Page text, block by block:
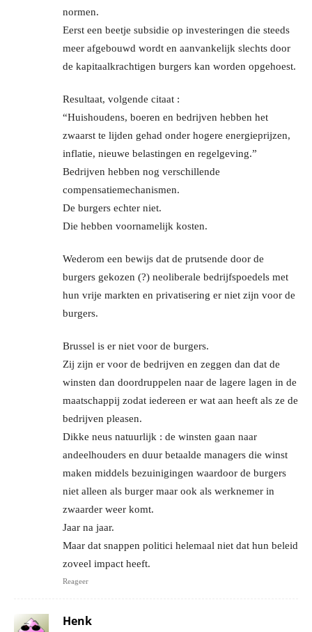
normen.
Eerst een beetje subsidie op investeringen die steeds
meer afgebouwd wordt en aanvankelijk slechts door
de kapitaalkrachtigen burgers kan worden opgehoest.
Resultaat, volgende citaat :
“Huishoudens, boeren en bedrijven hebben het
zwaarst te lijden gehad onder hogere energieprijzen,
inflatie, nieuwe belastingen en regelgeving.”
Bedrijven hebben nog verschillende
compensatiemechanismen.
De burgers echter niet.
Die hebben voornamelijk kosten.
Wederom een bewijs dat de prutsende door de
burgers gekozen (?) neoliberale bedrijfspoedels met
hun vrije markten en privatisering er niet zijn voor de
burgers.
Brussel is er niet voor de burgers.
Zij zijn er voor de bedrijven en zeggen dan dat de
winsten dan doordruppelen naar de lagere lagen in de
maatschappij zodat iedereen er wat aan heeft als ze de
bedrijven pleasen.
Dikke neus natuurlijk : de winsten gaan naar
andeelhouders en duur betaalde managers die winst
maken middels bezuinigingen waardoor de burgers
niet alleen als burger maar ook als werknemer in
zwaarder weer komt.
Jaar na jaar.
Maar dat snappen politici helemaal niet dat hun beleid
zoveel impact heeft.
Reageer
Henk